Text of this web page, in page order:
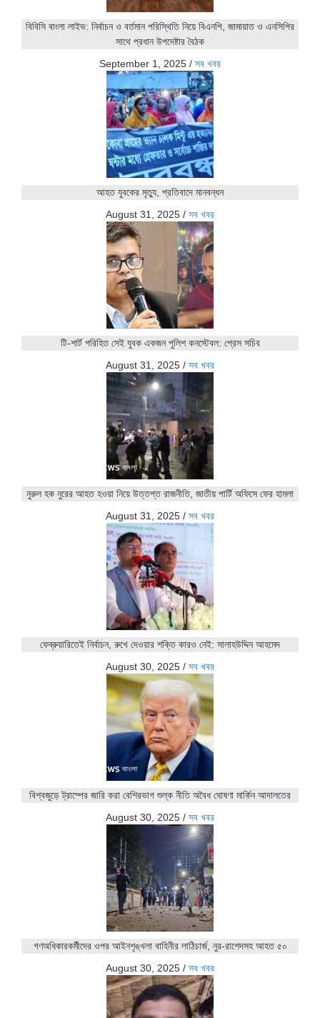
বিবিসি বাংলা লাইভ: নির্বাচন ও বর্তমান পরিস্থিতি নিয়ে বিএনপি, জামায়াত ও এনসিপির
সাথে প্রধান উপদেষ্টার বৈঠক
September 1, 2025 / সব খবর
আহত যুবকের মৃত্যু, প্রতিবাদে মানবন্ধন
August 31, 2025 / সব খবর
টি-শার্ট পরিহিত সেই যুবক একজন পুলিশ কনস্টেবল: প্রেস সচিব
August 31, 2025 / সব খবর
নুরুল হক নুরের আহত হওয়া নিয়ে উত্তপ্ত রাজনীতি, জাতীয় পার্টি অফিসে ফের হামলা
August 31, 2025 / সব খবর
ফেব্রুয়ারিতেই নির্বাচন, রুখে দেওয়ার শক্তি কারও নেই: সালাহউদ্দিন আহমেদ
August 30, 2025 / সব খবর
বিশ্বজুড়ে ট্রাম্পের জারি করা বেশিরভাগ শুল্ক নীতি অবৈধ ঘোষণা মার্কিন আদালতের
August 30, 2025 / সব খবর
গণঅধিকারকর্মীদের ওপর আইনশৃঙ্খলা বাহিনীর লাঠিচার্জ, নুর-রাশেদসহ আহত ৫০
August 30, 2025 / সব খবর